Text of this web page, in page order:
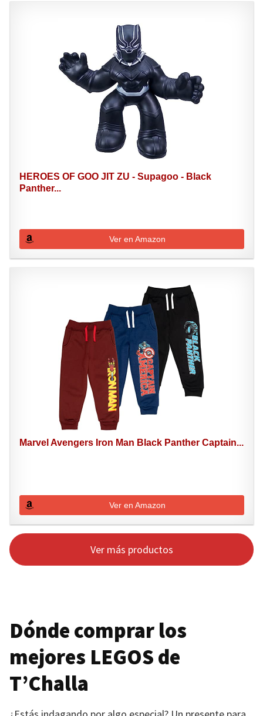
HEROES OF GOO JIT ZU - Supagoo - Black
Panther...
Ver en Amazon
Marvel Avengers Iron Man Black Panther Captain...
Ver en Amazon
Ver más productos
Dónde comprar los
mejores LEGOS de
T’Challa